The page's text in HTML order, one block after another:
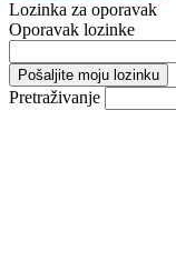
Lozinka za oporavak
Oporavak lozinke
Pretraživanje